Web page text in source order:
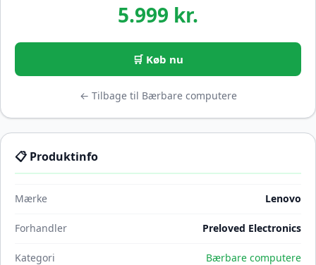
5.999 kr.
🛒 Køb nu
← Tilbage til Bærbare computere
📋 Produktinfo
Mærke Lenovo
Forhandler Preloved Electronics
Kategori Bærbare computere